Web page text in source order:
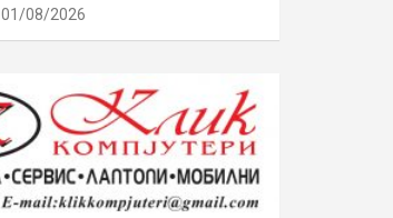
01/08/2026